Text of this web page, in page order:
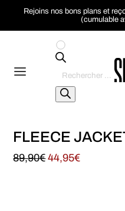
Rejoins nos bons plans et
(cumulable
de
produits
FLEECE
89,90€ 44,95€